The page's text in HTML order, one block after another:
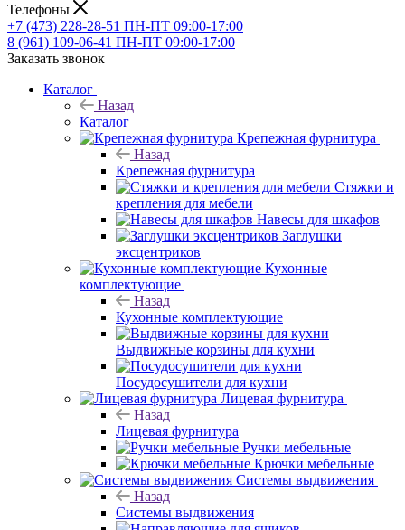
Телефоны
+7 (473) 228-28-51 ПН-ПТ 09:00-17:00
8 (961) 109-06-41 ПН-ПТ 09:00-17:00
Заказать звонок
Каталог
Назад
Каталог
Крепежная фурнитура
Назад
Крепежная фурнитура
Стяжки и
крепления для мебели
Навесы для шкафов
Заглушки
эксцентриков
Кухонные
комплектующие
Назад
Кухонные комплектующие
Выдвижные корзины для кухни
Посудосушители для кухни
Лицевая фурнитура
Назад
Лицевая фурнитура
Ручки мебельные
Крючки мебельные
Системы выдвижения
Назад
Системы выдвижения